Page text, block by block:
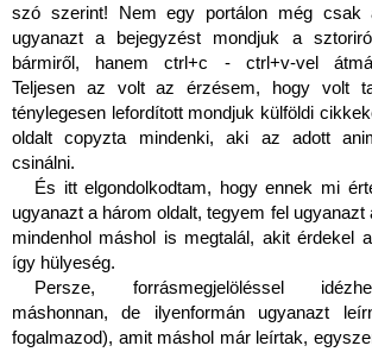
szó szerint! Nem egy portálon még csak
ugyanazt a bejegyzést mondjuk a
bármiről, hanem ctrl+c - ctrl+v-vel
Teljesen az volt az érzésem, hogy volt
ténylegesen lefordított mondjuk külföldi
oldalt copyzta mindenki, aki az adott
csinálni.
És itt elgondolkodtam, hogy ennek mi
ugyanazt a három oldalt, tegyem fel ugyanazt
mindenhol máshol is megtalál, akit érdekel
így hülyeség.
Persze, forrásmegjelöléssel
máshonnan, de ilyenformán ugyanazt
fogalmazod), amit máshol már leírtak,